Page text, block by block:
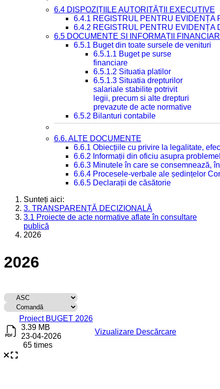
6.4 DISPOZIȚIILE AUTORITĂȚII EXECUTIVE
6.4.1 REGISTRUL PENTRU EVIDENȚA
6.4.2 REGISTRUL PENTRU EVIDENȚA
6.5 DOCUMENTE ȘI INFORMAȚII
6.5.1 Buget din toate sursele de venituri
6.5.1.1 Buget pe surse
financiare
6.5.1.2 Situatia platilor
6.5.1.3 Situatia drepturilor
salariale stabilite potrivit
legii, precum si alte drepturi
prevazute de acte normative
6.5.2 Bilanturi contabile
6.6. ALTE DOCUMENTE
6.6.1 Obiecțiile cu privire la legalitate,
6.6.2 Informații din oficiu asupra
6.6.3 Minutele în care se consemnează,
6.6.4 Procesele-verbale ale ședințelor
6.6.5 Declarații de căsătorie
Sunteți aici:
3. TRANSPARENȚĂ DECIZIONALĂ
3.1 Proiecte de acte normative aflate în consultare
publică
2026
2026
Titlu
Descărcare
Proiect BUGET 2026
3.39 MB
23-04-2026
65 times
Vizualizare Descărcare